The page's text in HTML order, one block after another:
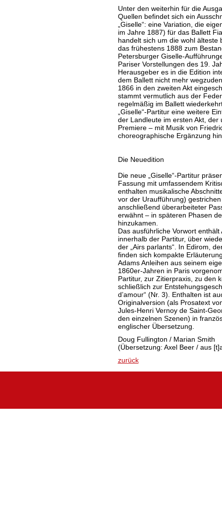
Unter den weiterhin für die
Quellen befindet sich ein
„Giselle“: eine Variation, die
im Jahre 1887) für das Ballett
handelt sich um die wohl älteste
das frühestens 1888 zum
Petersburger Giselle-
Pariser Vorstellungen des 19.
Herausgeber es in die Edition
dem Ballett nicht mehr
1866 in den zweiten Akt
stammt vermutlich aus der
regelmäßig im Ballett
„Giselle“-Partitur eine weitere
der Landleute im ersten Akt, der
Premiere – mit Musik von
choreographische Ergänzung
Die Neuedition
Die neue „Giselle“-Partitur
Fassung mit umfassendem
enthalten musikalische
vor der Uraufführung)
anschließend überarbeiteter
erwähnt – in späteren Phasen
hinzukamen.
Das ausführliche Vorwort
innerhalb der Partitur, über
der „Airs parlants“. In Edirom,
finden sich kompakte
Adams Anleihen aus seinem
1860er-Jahren in Paris
Partitur, zur Zitierpraxis, zu den
schließlich zur
d’amour“ (Nr. 3). Enthalten ist
Originalversion (als Prosatext
Jules-Henri Vernoy de Saint-
den einzelnen Szenen) in
englischer Übersetzung.
Doug Fullington / Marian Smith
(Übersetzung: Axel Beer / aus
zurück